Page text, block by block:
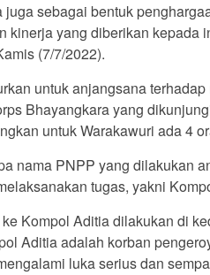
juga sebagai bentuk
kinerja yang diberikan kepada
(7/7/2022).
untuk anjangsana
Bhayangkara yang
untuk Warakawuri ada 4
nama PNPP yang dilakukan
tugas, yakni
Kompol Aditia dilakukan di
Aditia adalah korban
luka serius dan